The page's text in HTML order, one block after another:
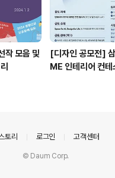
작 모음 및
[디자인 공모전]
ME 인테리어 컨테
토리 로그인 고객센터
© Daum Corp.